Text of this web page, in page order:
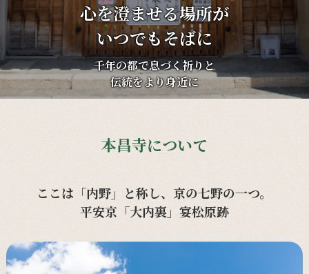
心を澄ませる場所が
いつでもそばに
千年の都で息づく祈りと
伝統をより身近に
本昌寺について
ここは「内野」と称し、京の七野の一つ。
平安京「大内裏」宴松原跡